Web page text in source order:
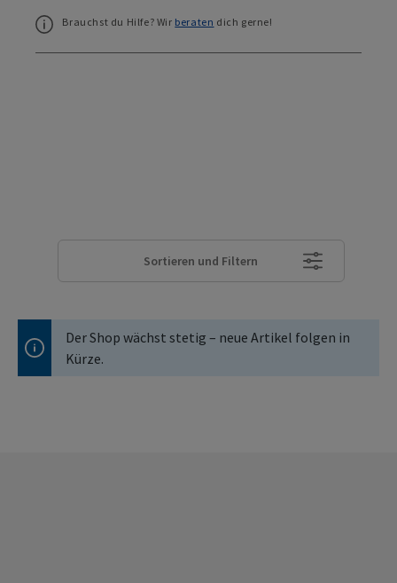
Brauchst du Hilfe? Wir beraten dich gerne!
Sortieren und Filtern
Der Shop wächst stetig – neue Artikel folgen in
Kürze.